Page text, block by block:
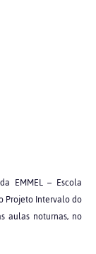
EMMEL – Escola
Projeto Intervalo do
aulas noturnas, no